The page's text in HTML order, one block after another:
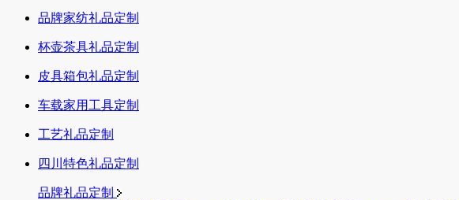
品牌家纺礼品定制
杯壶茶具礼品定制
皮具箱包礼品定制
车载家用工具定制
工艺礼品定制
四川特色礼品定制
品牌礼品定制